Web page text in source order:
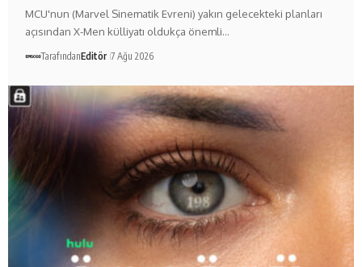
MCU'nun (Marvel Sinematik Evreni) yakın gelecekteki planları
açısından X-Men külliyatı oldukça önemli…
TarafındanEditör 7 Ağu 2026